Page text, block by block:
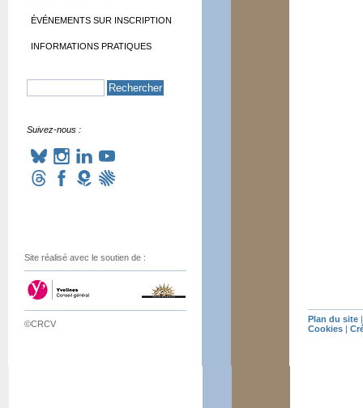
ÉVÉNEMENTS SUR INSCRIPTION
INFORMATIONS PRATIQUES
Suivez-nous :
Site réalisé avec le soutien de :
©CRCV Plan du site
Cookies |